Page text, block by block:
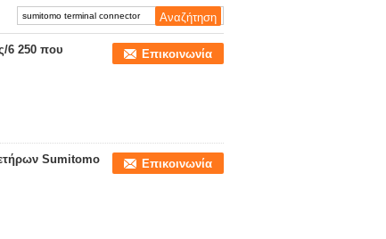
6 250 που
Επικοινωνία
Sumitomo
Επικοινωνία